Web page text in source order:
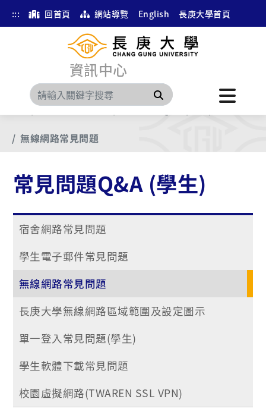
::: 回首頁 網站導覽 English 長庚大學首頁
資訊中心
搜尋
第二階以後文件
常見問題Q&A (學生)
無線網路常見問題
常見問題Q&A (學生)
宿舍網路常見問題
學生電子郵件常見問題
無線網路常見問題
長庚大學無線網路區域範圍及設定圖示
單一登入常見問題(學生)
學生軟體下載常見問題
校園虛擬網路(TWAREN SSL VPN)